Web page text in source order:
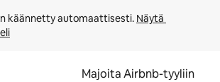
käännetty automaattisesti. Näytä
Majoita Airbnb-tyyliin